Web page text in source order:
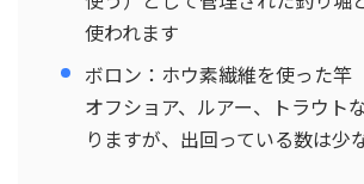
使われます
ボロン：ホウ素繊維を使った竿
オフショア、ルアー、トラウト
りますが、出回っている数は少